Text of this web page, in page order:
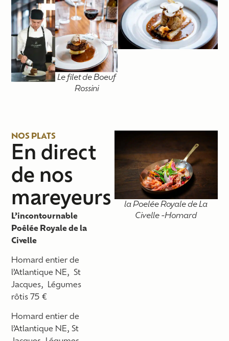
Le filet de Boeuf
Rossini
NOS PLATS
En direct
de nos
mareyeurs
L’incontournable
Poêlée Royale de la
Civelle
Homard entier de
l’Atlantique NE, St
Jacques, Légumes
rôtis 75 €
Homard entier de
l’Atlantique NE, St
la Poelée Royale de La
Civelle -Homard